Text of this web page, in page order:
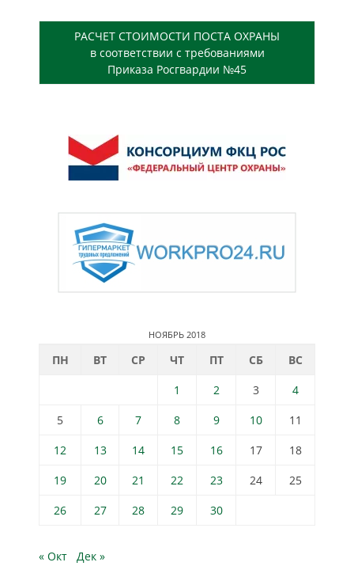
РАСЧЕТ СТОИМОСТИ ПОСТА ОХРАНЫ
в соответствии с требованиями
Приказа Росгвардии №45
НОЯБРЬ 2018
ПН ВТ СР ЧТ ПТ СБ
ВС
1
2 3
4
5
6 7 8 9 10
11
12
13 14 15 16 17
18
19
20 21 22 23 24
25
26
27 28 29 30
« Окт Дек »